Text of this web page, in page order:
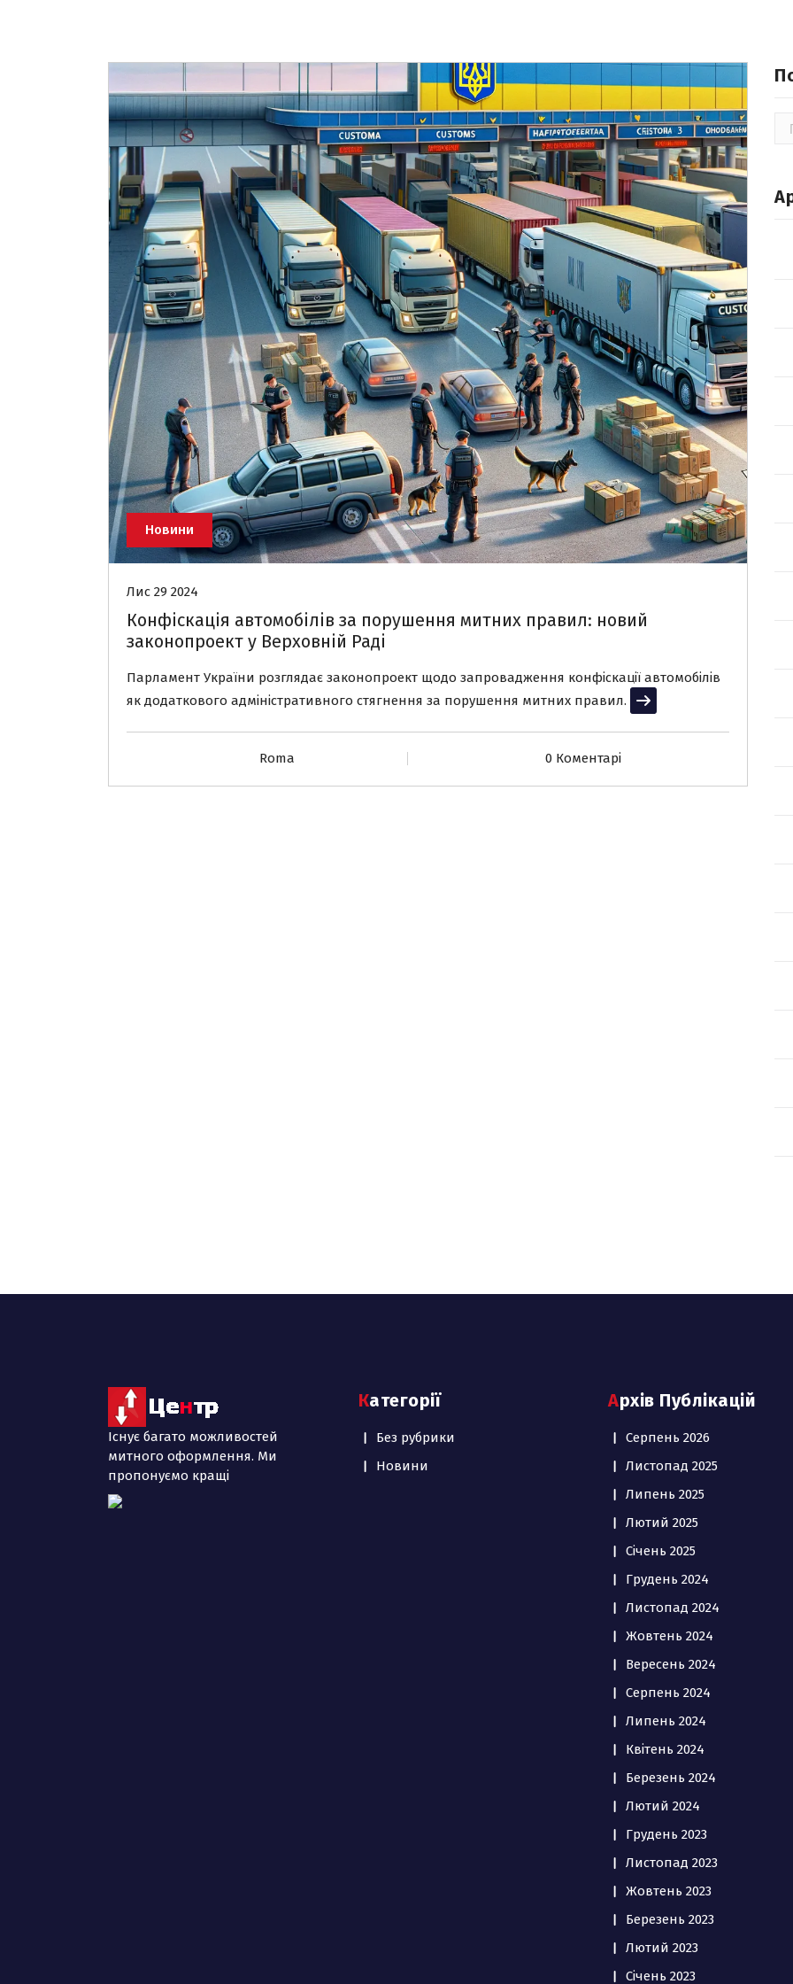
Новини
Лис 29 2024
Конфіскація автомобілів за порушення митних правил: новий
законопроект у Верховній Раді
Парламент України розглядає законопроект щодо запровадження конфіскації автомобілів
як додаткового адміністративного стягнення за порушення митних правил.
Читати далі
Roma 0 Коментарі
Існує багато можливостей
митного оформлення. Ми
пропонуємо кращі
Категорії
Без рубрики
Новини
Архів Публікацій
Серпень 2026
Листопад 2025
Липень 2025
Лютий 2025
Січень 2025
Грудень 2024
Листопад 2024
Жовтень 2024
Вересень 2024
Серпень 2024
Липень 2024
Квітень 2024
Березень 2024
Лютий 2024
Грудень 2023
Листопад 2023
Жовтень 2023
Березень 2023
Лютий 2023
Січень 2023